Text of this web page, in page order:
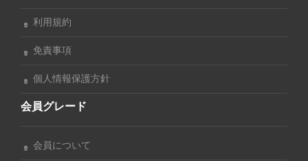
利用規約
免責事項
個人情報保護方針
会員グレード
会員について